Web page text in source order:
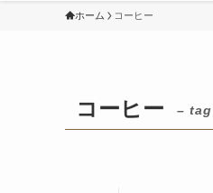
ホーム コーヒー
コーヒー –